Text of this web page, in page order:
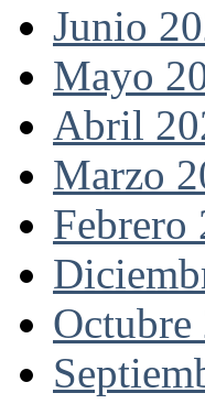
Junio
Mayo
Abril
Marzo
Febrero